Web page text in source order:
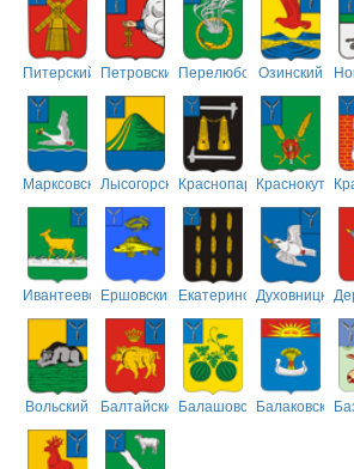
Питерский ПетровскийПерелюбскийОзинский
МарксовскийЛысогорскийКраснопартизанский
Краснокутский
ИвантеевскийЕршовский ЕкатериновскийДуховницкий
Вольский БалтайскийБалашовскийБалаковский